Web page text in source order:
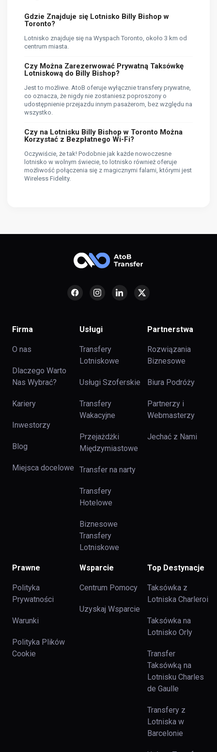
Gdzie Znajduje się Lotnisko Billy Bishop w
Toronto?
Lotnisko znajduje się na Wyspach Toronto, około 3 km od
centrum miasta.
Czy Można Zarezerwować Prywatną Taksówkę
Lotniskową do Billy Bishop?
Jest to możliwe. AtoB oferuje wyłącznie transfery prywatne,
co oznacza, że ​​nigdy nie zostaniesz poproszony o
udostępnienie przejazdu innym pasażerom, bez względu na
wszystko.
Czy na Lotnisku Billy Bishop w Toronto Można
Korzystać z Bezpłatnego Wi-Fi?
Oczywiście, że tak! Podobnie jak każde nowoczesne
lotnisko w wolnym świecie, to lotnisko również oferuje
możliwość połączenia się z magicznymi falami, którymi jest
Wireless Fidelity.
Firma
O nas
Dlaczego Warto
Nas Wybrać?
Kariery
Inwestorzy
Blog
Miejsca docelowe
Usługi
Transfery
Lotniskowe
Usługi Szoferskie
Transfery
Wakacyjne
Przejażdżki
Międzymiastowe
Transfer na narty
Transfery
Hotelowe
Biznesowe
Transfery
Lotniskowe
Partnerstwa
Rozwiązania
Biznesowe
Biura Podróży
Partnerzy i
Webmasterzy
Jechać z Nami
Prawne
Polityka
Prywatności
Warunki
Polityka Plików
Cookie
Wsparcie
Centrum Pomocy
Uzyskaj Wsparcie
Top Destynacje
Taksówka z
Lotniska Charleroi
Taksówka na
Lotnisko Orly
Transfer
Taksówką na
Lotnisku Charles
de Gaulle
Transfery z
Lotniska w
Barcelonie